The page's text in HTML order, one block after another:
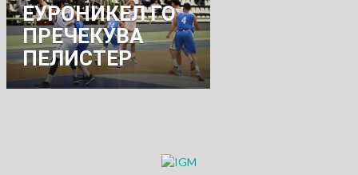
ЕУРОНИКЕЛ ГО
ПРЕЧЕКУВА
ПЕЛИСТЕР